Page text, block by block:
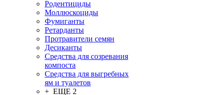
Родентициды
Моллюскоциды
Фумиганты
Ретарданты
Протравители семян
Десиканты
Средства для созревания
компоста
Средства для выгребных
ям и туалетов
+ ЕЩЕ 2